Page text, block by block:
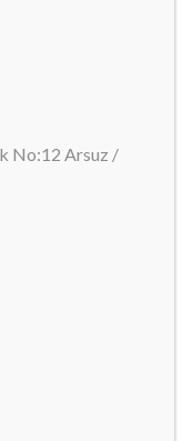
No:12 Arsuz /